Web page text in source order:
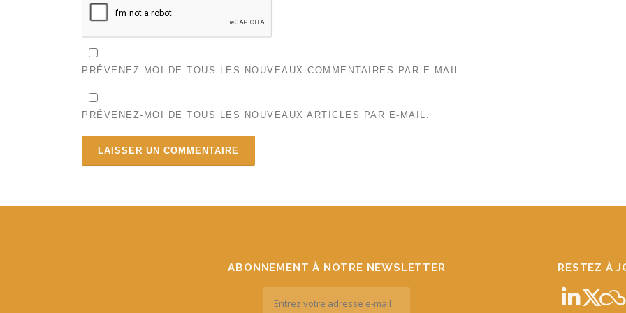
PRÉVENEZ-MOI DE TOUS LES NOUVEAUX COMMENTAIRES PAR E-MAIL.
PRÉVENEZ-MOI DE TOUS LES NOUVEAUX ARTICLES PAR E-MAIL.
ABONNEMENT À NOTRE NEWSLETTER RESTEZ À